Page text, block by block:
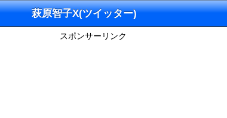
萩原智子X(ツイッター)
スポンサーリンク